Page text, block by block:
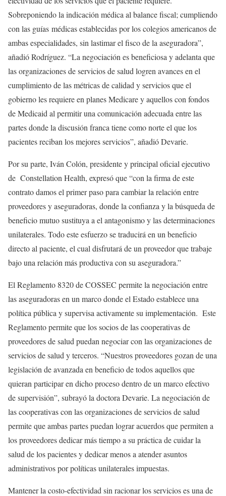
Sobreponiendo la indicación médica al balance fiscal; cumpliendo
con las guías médicas establecidas por los colegios americanos de
ambas especialidades, sin lastimar el fisco de la aseguradora”,
añadió Rodríguez. “La negociación es beneficiosa y adelanta que
las organizaciones de servicios de salud logren avances en el
cumplimiento de las métricas de calidad y servicios que el
gobierno les requiere en planes Medicare y aquellos con fondos
de Medicaid al permitir una comunicación adecuada entre las
partes donde la discusión franca tiene como norte el que los
pacientes reciban los mejores servicios”, añadió Devarie.
Por su parte, Iván Colón, presidente y principal oficial ejecutivo
de Constellation Health, expresó que “con la firma de este
contrato damos el primer paso para cambiar la relación entre
proveedores y aseguradoras, donde la confianza y la búsqueda de
beneficio mutuo sustituya a el antagonismo y las determinaciones
unilaterales. Todo este esfuerzo se traducirá en un beneficio
directo al paciente, el cual disfrutará de un proveedor que trabaje
bajo una relación más productiva con su aseguradora.”
El Reglamento 8320 de COSSEC permite la negociación entre
las aseguradoras en un marco donde el Estado establece una
política pública y supervisa activamente su implementación. Este
Reglamento permite que los socios de las cooperativas de
proveedores de salud puedan negociar con las organizaciones de
servicios de salud y terceros. “Nuestros proveedores gozan de una
legislación de avanzada en beneficio de todos aquellos que
quieran participar en dicho proceso dentro de un marco efectivo
de supervisión”, subrayó la doctora Devarie. La negociación de
las cooperativas con las organizaciones de servicios de salud
permite que ambas partes puedan lograr acuerdos que permiten a
los proveedores dedicar más tiempo a su práctica de cuidar la
salud de los pacientes y dedicar menos a atender asuntos
administrativos por políticas unilaterales impuestas.
Mantener la costo-efectividad sin racionar los servicios es una de